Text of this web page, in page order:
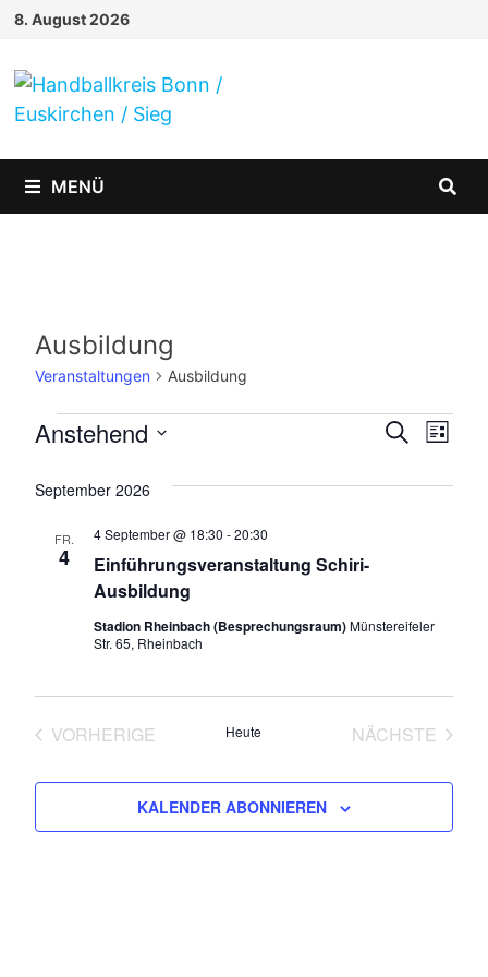
Zum
springen
8. August 2026
MENÜ
Ausbildung
Veranstaltungen Ausbildung
Veranstaltungen
Suche
SUCHELISTE
Anstehend
wählen.
September 2026
FR.
4
Einführungsveranstaltung Schiri-
Ausbildung
4 September @ 18:30 -20:30
Stadion Rheinbach (Besprechungsraum)Münstereifeler
Str. 65, Rheinbach
VORHERIGE
Heute
NÄCHSTE
KALENDER ABONNIEREN